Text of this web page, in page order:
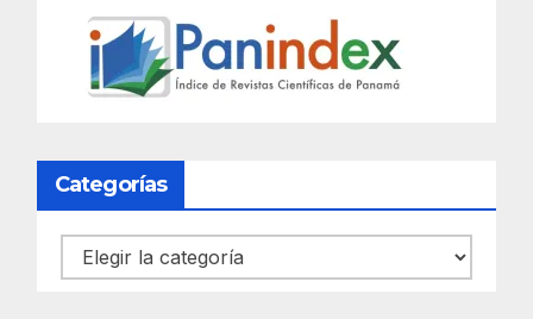
Categorías
Categorías